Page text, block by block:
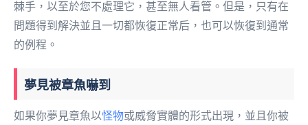
棘手，以至於您不處理它，甚至無人看管。但是，只有在
問題得到解決並且一切都恢復正常后，也可以恢復到通常
的例程。
夢見被章魚嚇到
如果你夢見章魚以怪物或威脅實體的形式出現，並且你被